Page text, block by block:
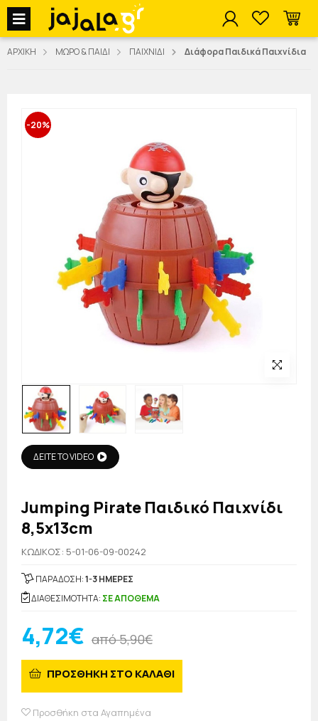
jajala Menu
ΑΡΧΙΚΗ ΜΩΡΟ & ΠΑΙΔΙ ΠΑΙΧΝΙΔΙ Διάφορα Παιδικά Παιχνίδια
-20%
ΔΕΙΤΕ ΤΟ VIDEO
Jumping Pirate Παιδικό Παιχνίδι
8,5x13cm
KΩΔΙΚΟΣ: 5-01-06-09-00242
ΠΑΡΑΔΟΣΗ:1-3 ΗΜΕΡΕΣ
ΔΙΑΘΕΣΙΜΟΤΗΤΑ: ΣΕ ΑΠΟΘΕΜΑ
4,72€ από 5,90€
ΠΡΟΣΘΗΚΗ ΣΤΟ ΚΑΛΑΘΙ
Προσθήκη στα Αγαπημένα